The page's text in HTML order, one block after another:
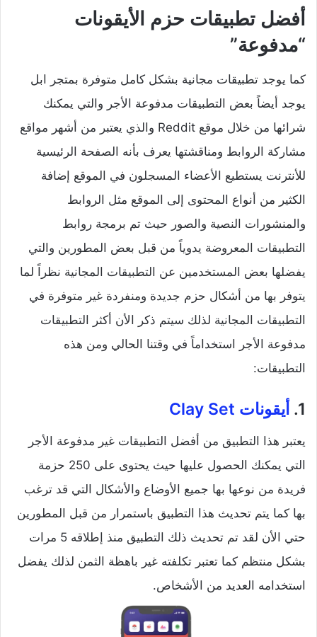
أفضل تطبيقات حزم الأيقونات
“مدفوعة”
كما يوجد تطبيقات مجانية بشكل كامل متوفرة بمتجر ابل
يوجد أيضاً بعض التطبيقات مدفوعة الأجر والتي يمكنك
شرائها من خلال موقع Reddit والذي يعتبر من أشهر مواقع
مشاركة الروابط ومناقشتها يعرف بأنه الصفحة الرئيسية
للأنترنت يستطيع الأعضاء المسجلون في الموقع إضافة
الكثير من أنواع المحتوى إلى الموقع مثل الروابط
والمنشورات النصية والصور حيث تم برمجة روابط
التطبيقات المعروضة يدوياً من قبل بعض المطورين والتي
يفضلها بعض المستخدمين عن التطبيقات المجانية نظراً لما
يتوفر بها من أشكال حزم جديدة ومنفردة غير متوفرة في
التطبيقات المجانية لذلك سيتم ذكر الأن أكثر التطبيقات
مدفوعة الأجر استخداماً في وقتنا الحالي ومن هذه
التطبيقات:
1. أيقونات Clay Set
يعتبر هذا التطبيق من أفضل التطبيقات غير مدفوعة الأجر
التي يمكنك الحصول عليها حيث يحتوى على 250 حزمة
فريدة من نوعها بها جميع الأوضاع والأشكال التي قد ترغب
بها كما يتم تحديث هذا التطبيق باستمرار من قبل المطورين
حتي الأن لقد تم تحديث ذلك التطبيق منذ إطلاقه 5 مرات
بشكل منتظم كما تعتبر تكلفته غير باهظة الثمن لذلك يفضل
استخدامه العديد من الأشخاص.